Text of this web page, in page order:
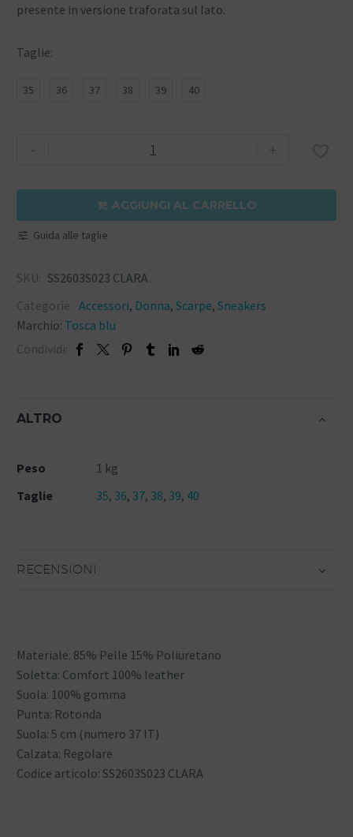
presente in versione traforata sul lato.
Taglie
35 36 37 38 39 40
- +
 AGGIUNGI AL CARRELLO
Guida alle taglie
SKU: SS2603S023 CLARA
Categorie: Accessori, Donna, Scarpe, Sneakers
Marchio: Tosca blu
Condividi:
ALTRO
Peso
1 kg
Taglie
35, 36, 37, 38, 39, 40
RECENSIONI
Materiale: 85% Pelle 15% Poliuretano
Soletta: Comfort 100% leather
Suola: 100% gomma
Punta: Rotonda
Suola: 5 cm (numero 37 IT)
Calzata: Regolare
Codice articolo: SS2603S023 CLARA